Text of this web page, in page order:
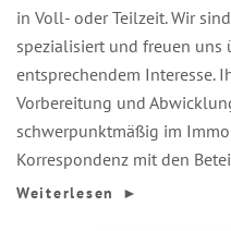
in Voll- oder Teilzeit. Wir
spezialisiert und freuen uns
entsprechendem Interesse.
Vorbereitung und
schwerpunktmäßig im
Korrespondenz mit den
Weiterlesen ►